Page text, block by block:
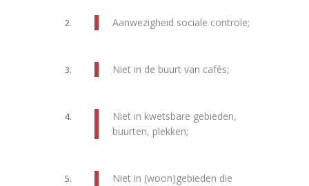
Aanwezigheid sociale controle;
Niet in de buurt van cafés;
Niet in kwetsbare gebieden,
buurten, plekken;
Niet in (woon)gebieden die